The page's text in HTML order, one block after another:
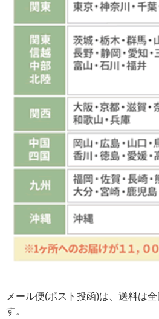
メール便(ポスト投函)は、送料は
す。